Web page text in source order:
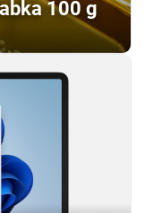
100 g